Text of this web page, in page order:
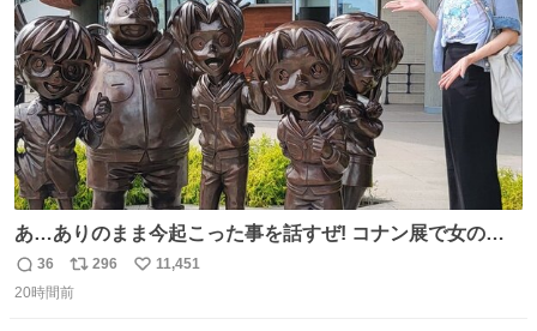
あ…ありのまま今起こった事を話すぜ! コナン展で女の子
に 「千速さんですか！？」 と声をかけられた。 あぁ鞄の
装飾かなと思ったら 「背も高いし見た目もすごく千速さん
返
信
36
リ
ポ
296
い
11,451
20時間前